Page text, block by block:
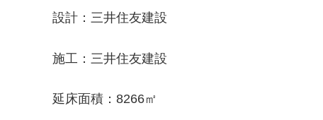
設計：三井住友建設
施工：三井住友建設
延床面積：8266㎡